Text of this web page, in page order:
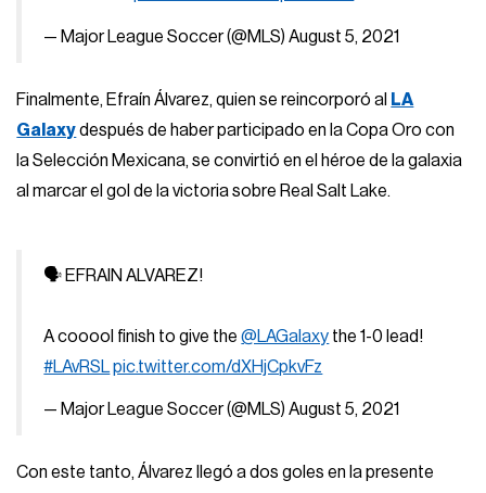
— Major League Soccer (@MLS)August 5, 2021
Finalmente, Efraín Álvarez, quien se reincorporó al LA
Galaxydespués de haber participado en la Copa Oro con
la Selección Mexicana, se convirtió en el héroe de la galaxia
al marcar el gol de la victoria sobre Real Salt Lake.
🗣 EFRAIN ALVAREZ!
A cooool finish to give the@LAGalaxy the 1-0 lead!
#LAvRSL pic.twitter.com/dXHjCpkvFz
— Major League Soccer (@MLS)August 5, 2021
Con este tanto, Álvarez llegó a dos goles en la presente